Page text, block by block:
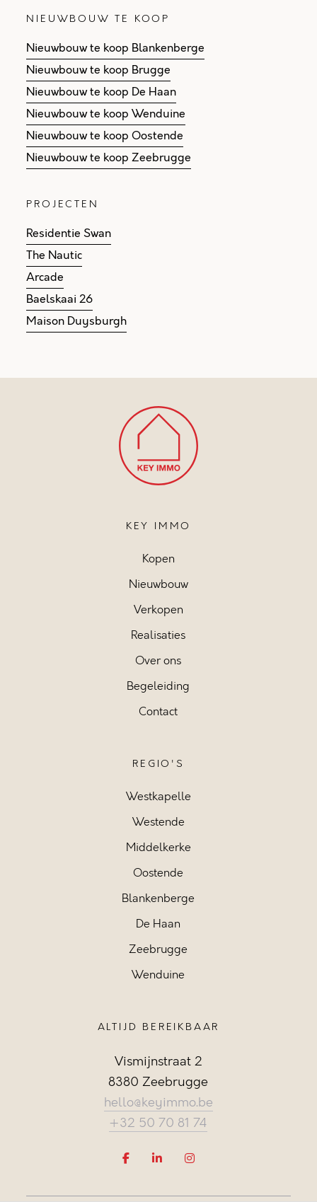
NIEUWBOUW TE KOOP
Nieuwbouw te koop Blankenberge
Nieuwbouw te koop Brugge
Nieuwbouw te koop De Haan
Nieuwbouw te koop Wenduine
Nieuwbouw te koop Oostende
Nieuwbouw te koop Zeebrugge
PROJECTEN
Residentie Swan
The Nautic
Arcade
Baelskaai 26
Maison Duysburgh
KEY IMMO
Kopen
Nieuwbouw
Verkopen
Realisaties
Over ons
Begeleiding
Contact
REGIO'S
Westkapelle
Westende
Middelkerke
Oostende
Blankenberge
De Haan
Zeebrugge
Wenduine
ALTIJD BEREIKBAAR
Vismijnstraat 2
8380 Zeebrugge
hello@keyimmo.be
+32 50 70 81 74